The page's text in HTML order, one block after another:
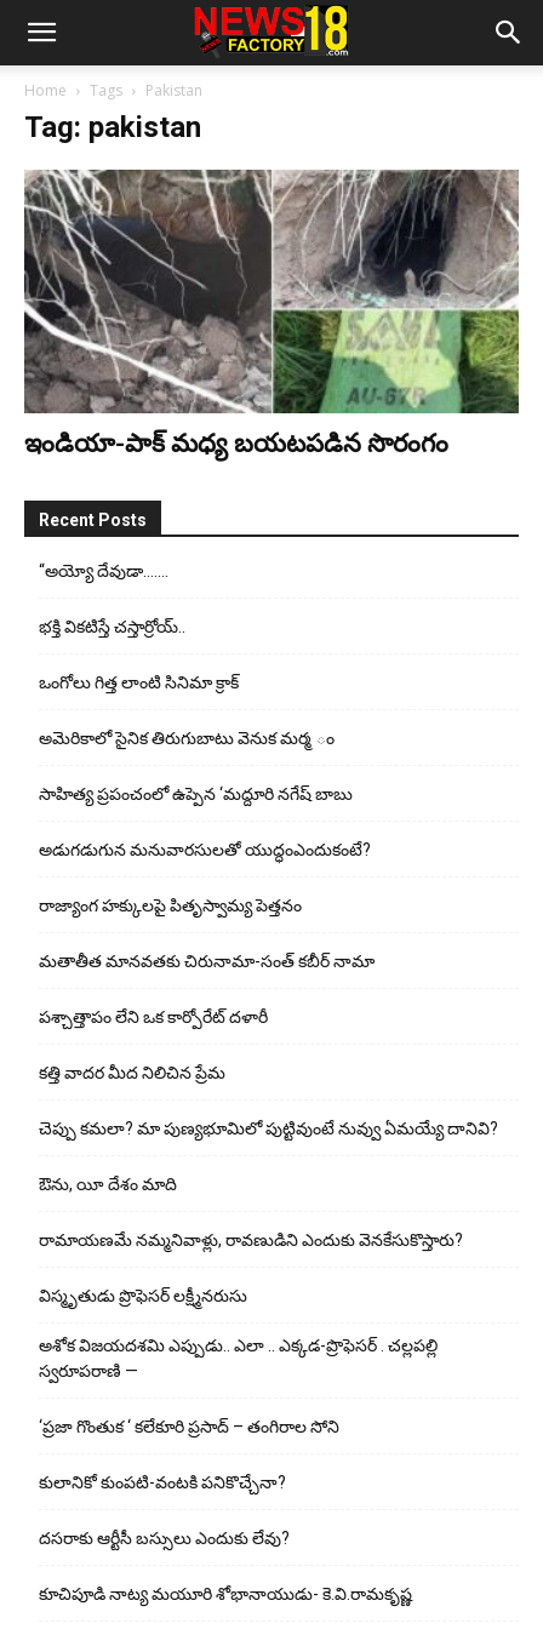
Home Tags Pakistan
Tag: pakistan
ఇండియా-పాక్‌ మధ్య బయటపడిన సొరంగం
Recent Posts
“అయ్యో దేవుడా…….
భ‌క్తి విక‌టిస్తే చ‌స్తార్రోయ్‌..
ఒంగోలు గిత్త లాంటి సినిమా క్రాక్
అమెరికాలో సైనిక తిరుగుబాటు వెనుక మర్మ ం
సాహిత్య ప్రపంచంలో ఉప్పెన ‘మద్దూరి నగేష్ బాబు
అడుగ‌డుగున మ‌నువార‌సుల‌తో యుద్ధంఎందుకంటే?
రాజ్యాంగ హక్కులపై పితృస్వామ్య పెత్తనం
మతాతీత మానవతకు చిరునామా-సంత్ కబీర్ నామా
పశ్చాత్తాపం లేని ఒక కార్పోరేట్ దళారీ
కత్తి వాదర మీద నిలిచిన ప్రేమ
చెప్పు క‌మ‌లా? మా పుణ్యభూమిలో పుట్టివుంటే నువ్వు ఏమయ్యే దానివి?
ఔను, యీ దేశం మాది
రామాయణమే నమ్మనివాళ్లు, రావణుడిని ఎందుకు వెనకేసుకొస్తారు?
విస్మృతుడు ప్రొఫెసర్ లక్ష్మీనరుసు
అశోక విజ‌య‌ద‌శ‌మి ఎప్పుడు.. ఎలా .. ఎక్క‌డ‌-ప్రొఫెసర్ . చల్లపల్లి
స్వరూపరాణి —
‘ప్రజా గొంతుక ‘ కలేకూరి ప్రసాద్ – తంగిరాల సోని
కులానికో కుంప‌టి-వంట‌కి ప‌నికొచ్చేనా?
ద‌స‌రాకు ఆర్టీసీ బ‌స్సులు ఎందుకు లేవు?
కూచిపూడి నాట్య మ‌యూరి శోభానాయుడు- కె.వి.రామకృష్ణ